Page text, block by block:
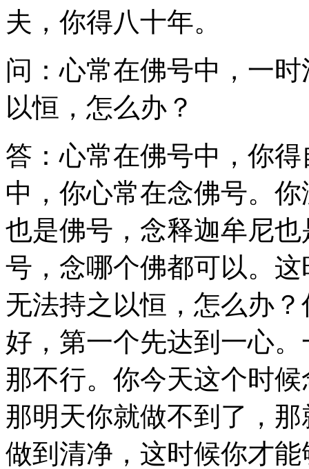
夫，你得八十年。
问：心常在佛号中，一
以恒，怎么办？
答：心常在佛号中，你
中，你心常在念佛号。
也是佛号，念释迦牟尼
号，念哪个佛都可以。
无法持之以恒，怎么办
好，第一个先达到一心
那不行。你今天这个时
那明天你就做不到了，
做到清净，这时候你才